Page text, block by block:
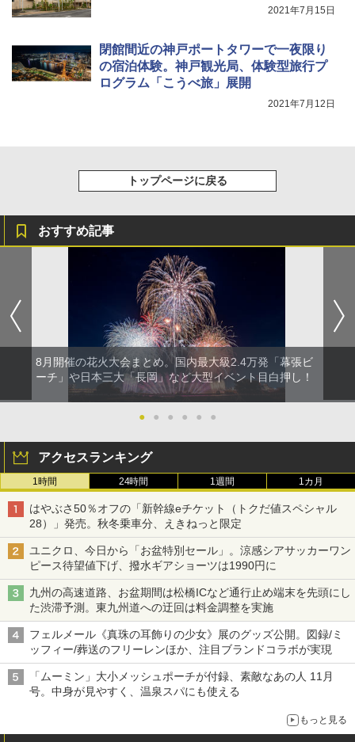
2021年7月15日
閉館間近の神戸ポートタワーで一夜限り
の宿泊体験。神戸観光局、体験型旅行プ
ログラム「こうべ旅」展開
2021年7月12日
トップページに戻る
おすすめ記事
8月開催の花火大会まとめ。国内最大級2.4万発「幕張ビ
ーチ」や日本三大「長岡」など大型イベント目白押し！
● ● ● ● ● ●
アクセスランキング
1時間 24時間 1週間 1カ月
はやぶさ50％オフの「新幹線eチケット（トクだ値スペシャル
28）」発売。秋冬乗車分、えきねっと限定
ユニクロ、今日から「お盆特別セール」。涼感シアサッカーワン
ピース待望値下げ、撥水ギアショーツは1990円に
九州の高速道路、お盆期間は松橋ICなど通行止め端末を先頭にし
た渋滞予測。東九州道への迂回は料金調整を実施
フェルメール《真珠の耳飾りの少女》展のグッズ公開。図録/ミ
ッフィー/葬送のフリーレンほか、注目ブランドコラボが実現
「ムーミン」大小メッシュポーチが付録、素敵なあの人 11月
号。中身が見やすく、温泉スパにも使える
もっと見る